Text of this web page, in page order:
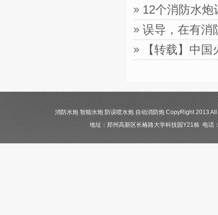
12个消防水
误导，在有消
【转载】中
消防水炮 智能水炮 防误喷水炮 自动消防炮 CopyRight 2013
地址：郑州高新区长椿路大学科技园Y21栋 电